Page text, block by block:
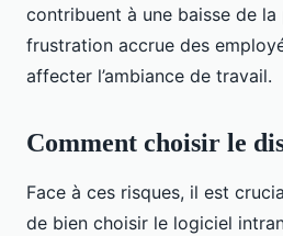
contribuent à une baisse de
frustration accrue des
affecter l’ambiance de travail.
Comment choisir le
Face à ces risques, il est
de bien choisir le logiciel